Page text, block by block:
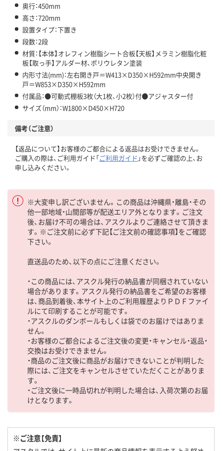
奥行：450mm
高さ：720mm
設置タイプ：下置き
段数：2段
材質：【本体】オレフィン樹脂シート合板【天板】メラミン樹脂化粧
板【取っ手】アルダー材、ポリウレタン塗装
内形寸法(mm)：左右開き戸＝W413×D350×H592mm中央開き
戸＝W853×D350×H592mm
付属品：●可動式棚板3枚（大1枚、小2枚）付●アジャスター付
サイズ（mm）：W1800×D450×H720
備考（ご注意）
【返品について】お客様のご都合による返品はお受けできません。
ご購入の際は、ご利用ガイド「ご利用ガイド 」を必ずご確認の上、お
申し込みください。
※大変申し訳ございません。この商品は沖縄県・離島・その
他一部地域・山間部等が配送エリア外となります。ご注文
後、お届け不可の場合は、アスクルよりご連絡させて頂きま
す。※ご注文前に必ず下記【ご注文前の確認事項】をご確認
下さい。
直送品のため、以下の点にご注意ください。
・この商品には、アスクル発行の納品書が同梱されていない
場合があります。アスクル発行の納品書をご希望のお客様
は、商品到着後、本サイト上のご利用履歴よりＰＤＦファイ
ルにて印刷することが可能です。
・アスクルのダンボールもしくは袋でのお届けではありま
せん。
・お客様のご都合によるご注文後の変更・キャンセル・返品・
交換はお受けできません。
・商品のご注文後に商品がお届けできないことが判明した
際には、ご注文をキャンセルさせていただくことがありま
す。
・ご注文後に一時品切れが判明した場合は、入荷次第のお届
けとなります。
※ご注意【免責】